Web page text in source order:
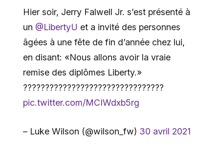
Hier soir, Jerry Falwell Jr. s’est présenté à
un @LibertyU et a invité des personnes
âgées à une fête de fin d’année chez lui,
en disant: «Nous allons avoir la vraie
remise des diplômes Liberty.»
????????????????????????????????
pic.twitter.com/MCIWdxb5rg
– Luke Wilson (@wilson_fw) 30 avril 2021